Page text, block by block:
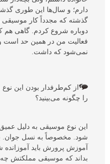
دارم؛ و سال‌ها این طوری
گذشته که مجدداً کار موسیقی
دوباره شروع کردم. گاهی
فعالیت من در همین حد است و
نمی‌شود که داشت.
از کم‌طرفدار بودن این
را چگونه می‌بینید؟
این نوع موسیقی به دلیل
شود. مخصوصاً به نسل جوان.
آموزش پرورش باید آموزانده
بداند که موسیقی مملکتش